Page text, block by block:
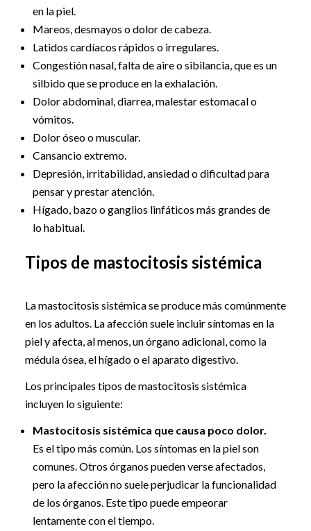
en la piel.
Mareos, desmayos o dolor de cabeza.
Latidos cardíacos rápidos o irregulares.
Congestión nasal, falta de aire o sibilancia, que es un
silbido que se produce en la exhalación.
Dolor abdominal, diarrea, malestar estomacal o
vómitos.
Dolor óseo o muscular.
Cansancio extremo.
Depresión, irritabilidad, ansiedad o dificultad para
pensar y prestar atención.
Hígado, bazo o ganglios linfáticos más grandes de
lo habitual.
Tipos de mastocitosis sistémica
La mastocitosis sistémica se produce más comúnmente
en los adultos. La afección suele incluir síntomas en la
piel y afecta, al menos, un órgano adicional, como la
médula ósea, el hígado o el aparato digestivo.
Los principales tipos de mastocitosis sistémica
incluyen lo siguiente:
Mastocitosis sistémica que causa poco dolor.
Es el tipo más común. Los síntomas en la piel son
comunes. Otros órganos pueden verse afectados,
pero la afección no suele perjudicar la funcionalidad
de los órganos. Este tipo puede empeorar
lentamente con el tiempo.